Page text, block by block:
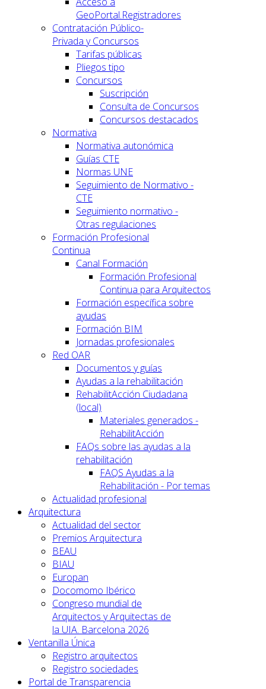
GeoPortal.Registradores
Contratación Público-
Privada y Concursos
Tarifas públicas
Pliegos tipo
Concursos
Suscripción
Consulta de Concursos
Concursos destacados
Normativa
Normativa autonómica
Guías CTE
Normas UNE
Seguimiento de Normativo -
CTE
Seguimiento normativo -
Otras regulaciones
Formación Profesional
Continua
Canal Formación
Formación Profesional
Continua para Arquitectos
Formación específica sobre
ayudas
Formación BIM
Jornadas profesionales
Red OAR
Documentos y guías
Ayudas a la rehabilitación
RehabilitAcción Ciudadana
(local)
Materiales generados -
RehabilitAcción
FAQs sobre las ayudas a la
rehabilitación
FAQS Ayudas a la
Rehabilitación - Por temas
Actualidad profesional
Arquitectura
Actualidad del sector
Premios Arquitectura
BEAU
BIAU
Europan
Docomomo Ibérico
Congreso mundial de
Arquitectos y Arquitectas de
la UIA. Barcelona 2026
Ventanilla Única
Registro arquitectos
Registro sociedades
Portal de Transparencia